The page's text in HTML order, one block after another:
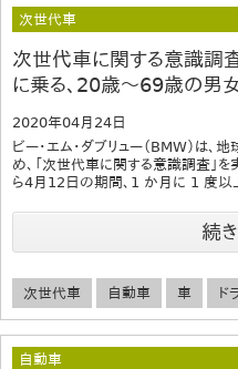
次世代車
次世代車に関する意識調
に乗る、20歳～69歳の男
2020年04月24日
ビー・エム・ダブリュー（BMW）は
め、「次世代車に関する意識調査」
ら4月12日の期間、1 か月に 1 度
続
次世代車 自動車 車 ド
自動車